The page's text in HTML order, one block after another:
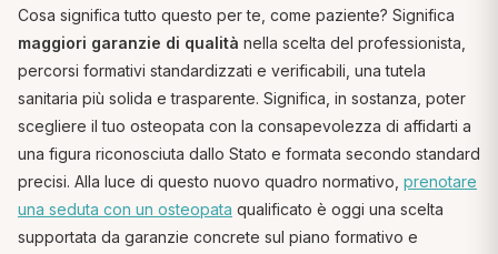
Cosa significa tutto questo per te, come paziente? Significa
maggiori garanzie di qualità nella scelta del professionista,
percorsi formativi standardizzati e verificabili, una tutela
sanitaria più solida e trasparente. Significa, in sostanza, poter
scegliere il tuo osteopata con la consapevolezza di affidarti a
una figura riconosciuta dallo Stato e formata secondo standard
precisi. Alla luce di questo nuovo quadro normativo, prenotare
una seduta con un osteopata qualificato è oggi una scelta
supportata da garanzie concrete sul piano formativo e